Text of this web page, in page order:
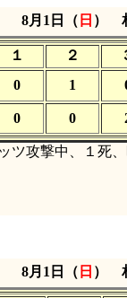
8月1日（ 日 ）
１ ２
0 1
0 0
攻撃中、１死
8月1日（ 日 ）